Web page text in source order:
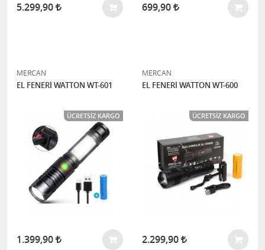
5.299,90 699,90
MERCAN
EL FENERİ WATTON WT-601
ÜCRETSIZ KARGO
1.399,90
MERCAN
EL FENERİ WATTON WT-600
ÜCRETSIZ KARGO
2.299,90